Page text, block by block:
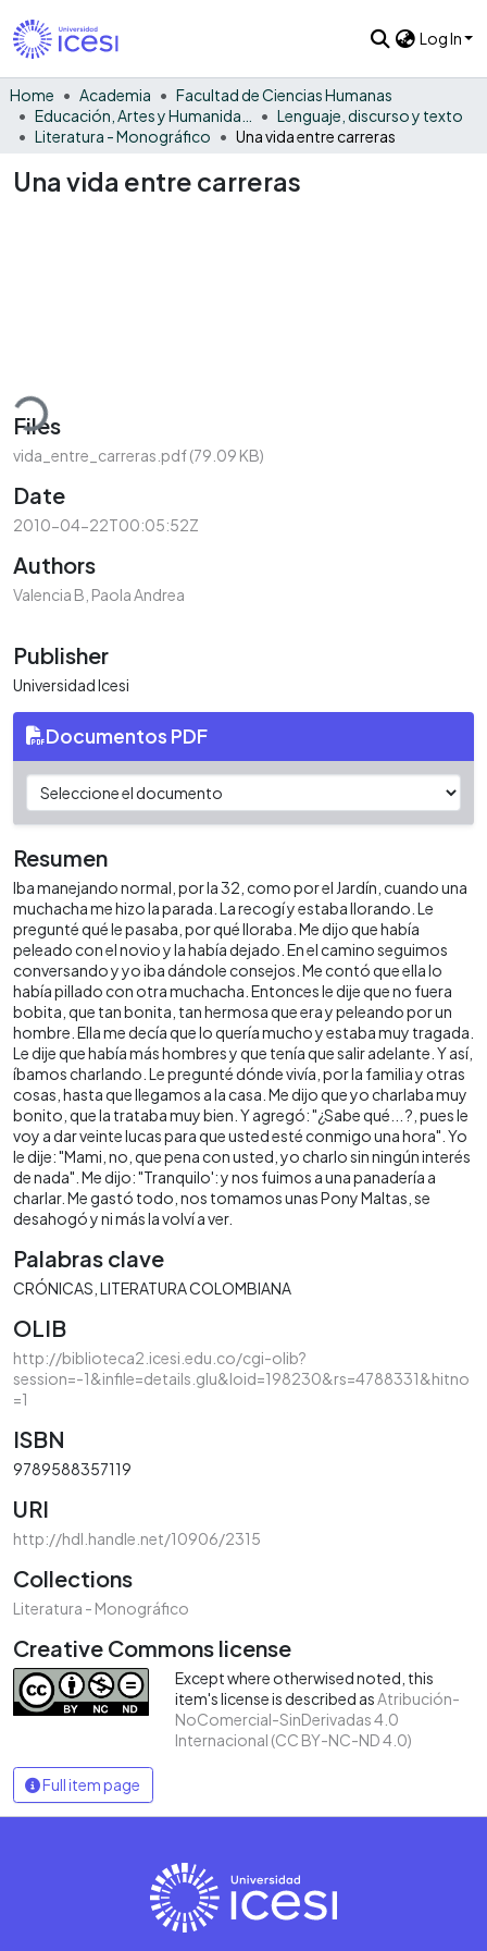
Log In
Home Academia
Facultad de Ciencias Humanas
Lenguaje, discurso y texto
Literatura - Monográfico
Una vida entre carreras
Una vida entre carreras
Files
vida_entre_carreras.pdf(79.09 KB)
Date
2010-04-22T00:05:52Z
Authors
Valencia B, Paola Andrea
Publisher
Universidad Icesi
Documentos PDF
Resumen
Iba manejando normal, por la 32, como por el Jardín, cuando una
muchacha me hizo la parada. La recogí y estaba llorando. Le
pregunté qué le pasaba, por qué lloraba. Me dijo que había
peleado con el novio y la había dejado. En el camino seguimos
conversando y yo iba dándole consejos. Me contó que ella lo
había pillado con otra muchacha. Entonces le dije que no fuera
bobita, que tan bonita, tan hermosa que era y peleando por un
hombre. Ella me decía que lo quería mucho y estaba muy tragada.
Le dije que había más hombres y que tenía que salir adelante. Y así,
íbamos charlando. Le pregunté dónde vivía, por la familia y otras
cosas, hasta que llegamos a la casa. Me dijo que yo charlaba muy
bonito, que la trataba muy bien. Y agregó: "¿Sabe qué... ?, pues le
voy a dar veinte lucas para que usted esté conmigo una hora". Yo
le dije: "Mami, no, que pena con usted, yo charlo sin ningún interés
de nada". Me dijo: "Tranquilo': y nos fuimos a una panadería a
charlar. Me gastó todo, nos tomamos unas Pony Maltas, se
desahogó y ni más la volví a ver.
Palabras clave
CRÓNICAS LITERATURA COLOMBIANA
OLIB
http://biblioteca2.icesi.edu.co/cgi-olib?
session=-1&infile=details.glu&loid=198230&rs=4788331&hitno
=1
ISBN
9789588357119
URI
http://hdl.handle.net/10906/2315
Collections
Literatura - Monográfico
Creative Commons license
Except where otherwised noted, this
item's license is described asAtribución-
NoComercial-SinDerivadas 4.0
Internacional (CC BY-NC-ND 4.0)
Full item page